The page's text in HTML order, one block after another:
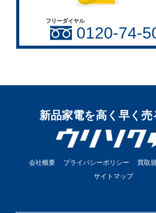
フリーダイヤル
0120-74-
新品家電を高く早く売
会社概要 プライバシーポリシー 買取
サイトマップ